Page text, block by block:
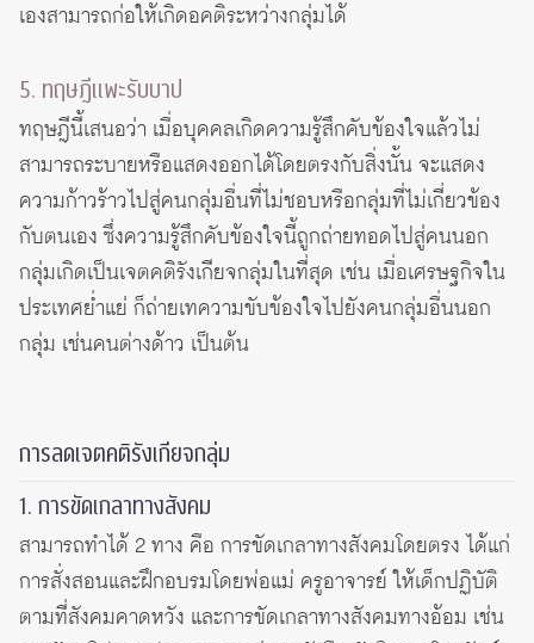
เองสามารถก่อให้เกิดอคติระหว่างกลุ่มได้
5. ทฤษฎีแพะรับบาป
ทฤษฎีนี้เสนอว่า เมื่อบุคคลเกิดความรู้สึกคับข้องใจแล้วไม่
สามารถระบายหรือแสดงออกได้โดยตรงกับสิ่งนั้น จะแสดง
ความก้าวร้าวไปสู่คนกลุ่มอื่นที่ไม่ชอบหรือกลุ่มที่ไม่เกี่ยวข้อง
กับตนเอง ซึ่งความรู้สึกคับข้องใจนี้ถูกถ่ายทอดไปสู่คนนอก
กลุ่มเกิดเป็นเจตคติรังเกียจกลุ่มในที่สุด เช่น เมื่อเศรษฐกิจใน
ประเทศย่ำแย่ ก็ถ่ายเทความขับข้องใจไปยังคนกลุ่มอื่นนอก
กลุ่ม เช่นคนต่างด้าว เป็นต้น
การลดเจตคติรังเกียจกลุ่ม
1. การขัดเกลาทางสังคม
สามารถทำได้ 2 ทาง คือ การขัดเกลาทางสังคมโดยตรง ได้แก่
การสั่งสอนและฝึกอบรมโดยพ่อแม่ ครูอาจารย์ ให้เด็กปฏิบัติ
ตามที่สังคมคาดหวัง และการขัดเกลาทางสังคมทางอ้อม เช่น